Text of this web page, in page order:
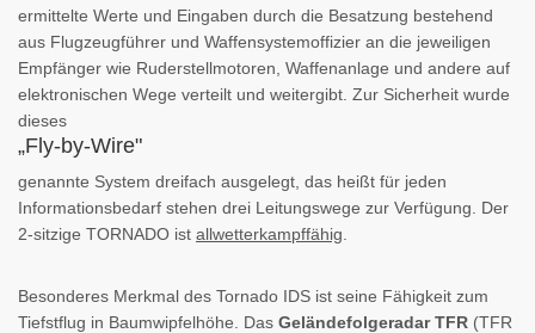
ermittelte Werte und Eingaben durch die Besatzung bestehend
aus Flugzeugführer und Waffensystemoffizier an die jeweiligen
Empfänger wie Ruderstellmotoren, Waffenanlage und andere auf
elektronischen Wege verteilt und weitergibt. Zur Sicherheit wurde
dieses
„Fly-by-Wire"
genannte System dreifach ausgelegt, das heißt für jeden
Informationsbedarf stehen drei Leitungswege zur Verfügung. Der
2-sitzige TORNADO ist allwetterkampffähig
Besonderes Merkmal des Tornado IDS ist seine Fähigkeit zum
Tiefstflug in Baumwipfelhöhe. Das Geländefolgeradar TFR (TFR